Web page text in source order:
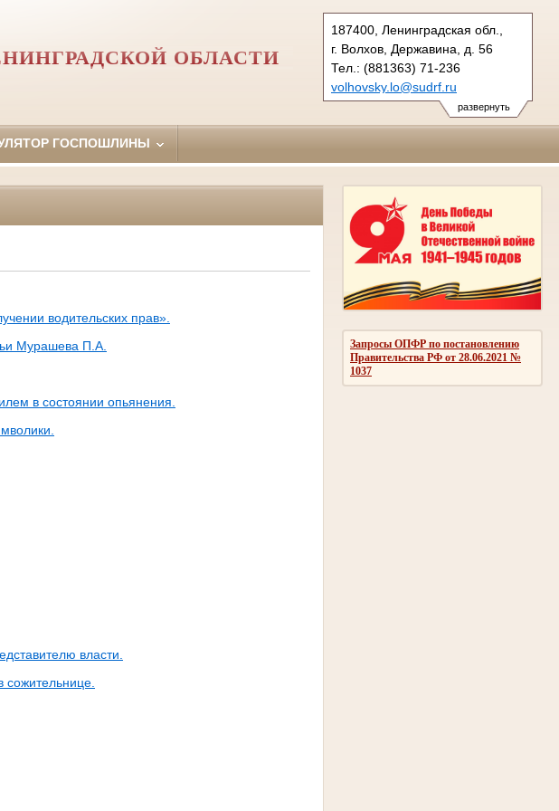
развернуть
187400, Ленинградская обл.,
г. Волхов, Державина, д. 56
Тел.: (881363) 71-236
volhovsky.lo@sudrf.ru
ОБЛАСТИ
ГОСПОШЛИНЫ
Запросы ОПФР по постановлению
Правительства РФ от 28.06.2021 №
1037
водительских прав».
Мурашева П.А.
в состоянии опьянения.
власти.